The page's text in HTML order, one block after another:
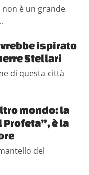
è un grande
ispirato
Stellari
di questa città
mondo: la
è la
del